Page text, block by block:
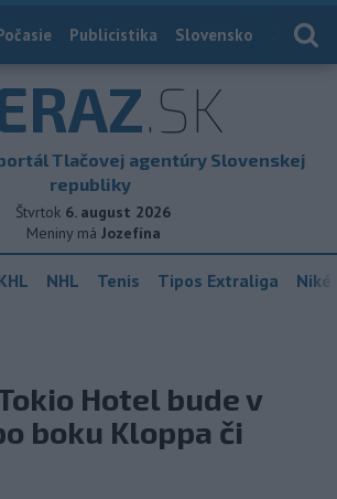
Publicistika Slovensko
.SK
Tlačovej agentúry Slovenskej
republiky
Štvrtok 6. august 2026
Meniny má Jozefína
NHL Tenis Tipos Extraliga
Hotel bude v
boku Kloppa či